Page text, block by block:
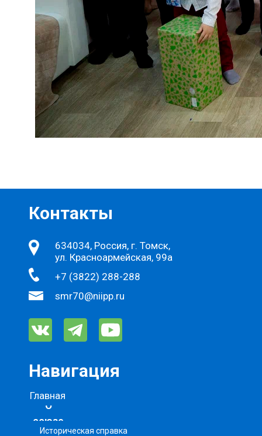
634034, Россия, г. Томск,
ул. Красноармейская, 99а
+7 (3822) 288-288
smr70@niipp.ru
Контакты
О
союзе
Навигация
Главная
Историческая справка